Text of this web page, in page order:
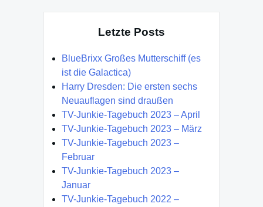
Letzte Posts
BlueBrixx Großes Mutterschiff (es
ist die Galactica)
Harry Dresden: Die ersten sechs
Neuauflagen sind draußen
TV-Junkie-Tagebuch 2023 – April
TV-Junkie-Tagebuch 2023 – März
TV-Junkie-Tagebuch 2023 –
Februar
TV-Junkie-Tagebuch 2023 –
Januar
TV-Junkie-Tagebuch 2022 –